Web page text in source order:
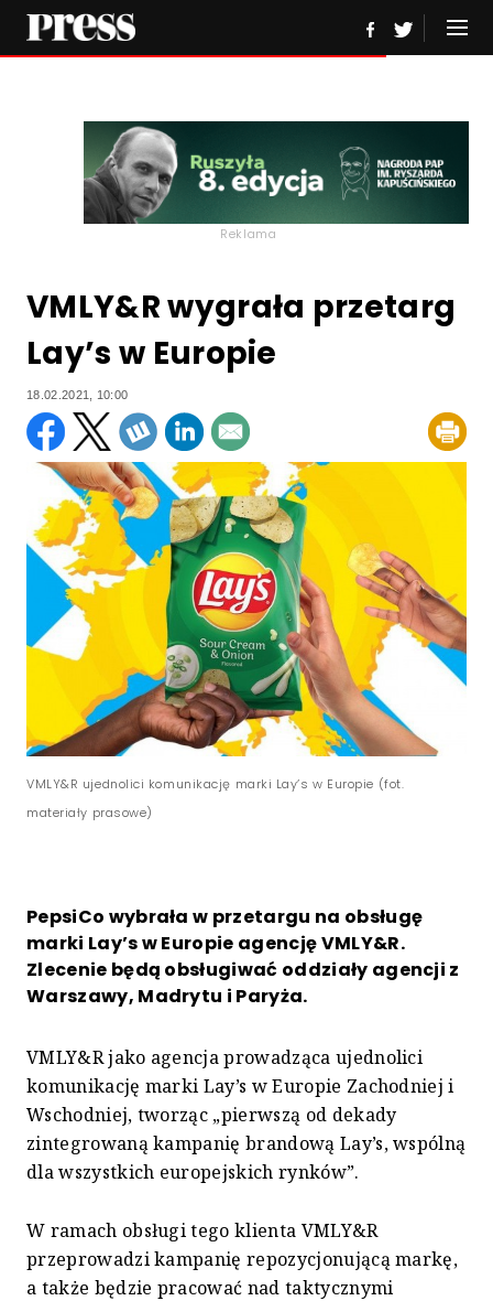
Reklama
VMLY&R wygrała przetarg
Lay’s w Europie
18.02.2021, 10:00
VMLY&R ujednolici komunikację marki Lay’s w Europie (fot.
materiały prasowe)
PepsiCo wybrała w przetargu na obsługę
marki Lay’s w Europie agencję VMLY&R.
Zlecenie będą obsługiwać oddziały agencji z
Warszawy, Madrytu i Paryża.
VMLY&R jako agencja prowadząca ujednolici
komunikację marki Lay’s w Europie Zachodniej i
Wschodniej, tworząc „pierwszą od dekady
zintegrowaną kampanię brandową Lay’s, wspólną
dla wszystkich europejskich rynków”.
W ramach obsługi tego klienta VMLY&R
przeprowadzi kampanię repozycjonującą markę,
a także będzie pracować nad taktycznymi